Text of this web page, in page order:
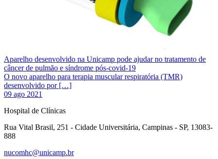
Aparelho desenvolvido na Unicamp pode ajudar no tratamento de
câncer de pulmão e síndrome pós-covid-19
O novo aparelho para terapia muscular respiratória (TMR)
desenvolvido por […]
09 ago 2021
Hospital de Clínicas
Rua Vital Brasil, 251 - Cidade Universitária, Campinas - SP, 13083-
888
nucomhc@unicamp.br